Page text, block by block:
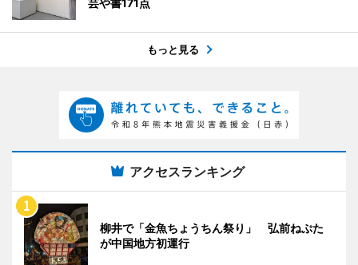
もっと見る
アクセスランキング
柳井で「金魚ちょうちん祭り」 弘前ねぷた
が中国地方初運行